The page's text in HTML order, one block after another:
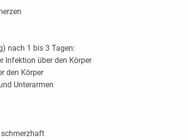
nach 1 bis 3 Tagen:
Infektion über den Körper
den Körper
Unterarmen